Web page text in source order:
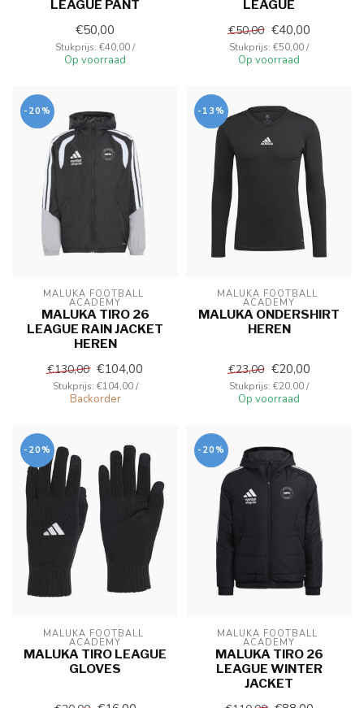
LEAGUE PANT
€50,00
Stukprijs: €40,00 /
Op voorraad
LEAGUE
€50,00 €40,00
Stukprijs: €50,00 /
Op voorraad
-20%
MALUKA FOOTBALL
ACADEMY
MALUKA TIRO 26
LEAGUE RAIN JACKET
HEREN
€130,00 €104,00
Stukprijs: €104,00 /
Backorder
-13%
MALUKA FOOTBALL
ACADEMY
MALUKA ONDERSHIRT
HEREN
€23,00 €20,00
Stukprijs: €20,00 /
Op voorraad
-20%
MALUKA FOOTBALL
ACADEMY
MALUKA TIRO LEAGUE
GLOVES
-20%
MALUKA FOOTBALL
ACADEMY
MALUKA TIRO 26
LEAGUE WINTER
JACKET